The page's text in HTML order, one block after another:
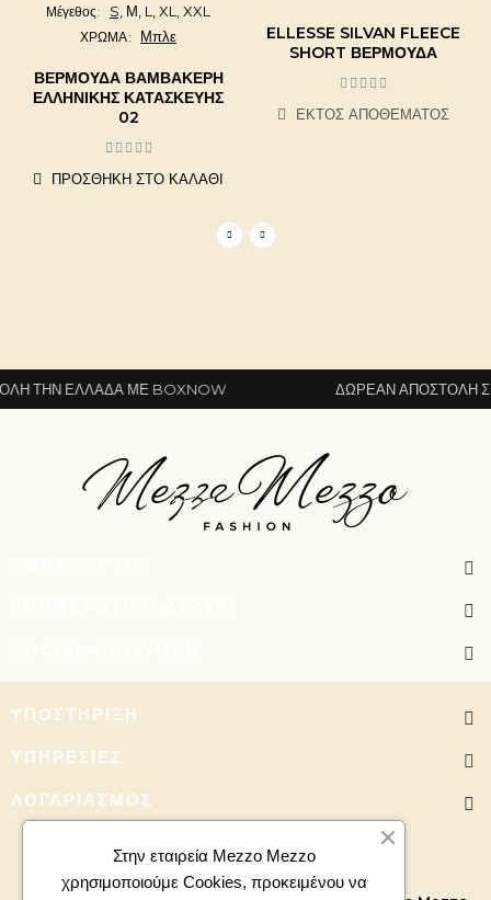
Μέγεθος S, Μ, L, XL, XXL
ΧΡΩΜΑ Μπλε
ΒΕΡΜΟΎΔΑ ΒΑΜΒΑΚΕΡΉ
ΕΛΛΗΝΙΚΉΣ ΚΑΤΑΣΚΕΥΉΣ
02
ΠΡΟΣΘΉΚΗ ΣΤΟ ΚΑΛΆΘΙ
ELLESSE SILVAN FLEECE
SHORT ΒΕΡΜΟΎΔΑ
ΕΚΤΌΣ ΑΠΟΘΈΜΑΤΟΣ
ΕΛΛΆΔΑ ΜΕ BOXNOW ΔΩΡΕΆΝ ΑΠΟΣΤΟΛΉ ΣΕ
ΥΠΟΣΤΉΡΙΞΗ
ΥΠΗΡΕΣΊΕΣ
ΛΟΓΑΡΙΑΣΜΌΣ
Στην εταιρεία Mezzo Mezzo
χρησιμοποιούμε Cookies, προκειμένου να